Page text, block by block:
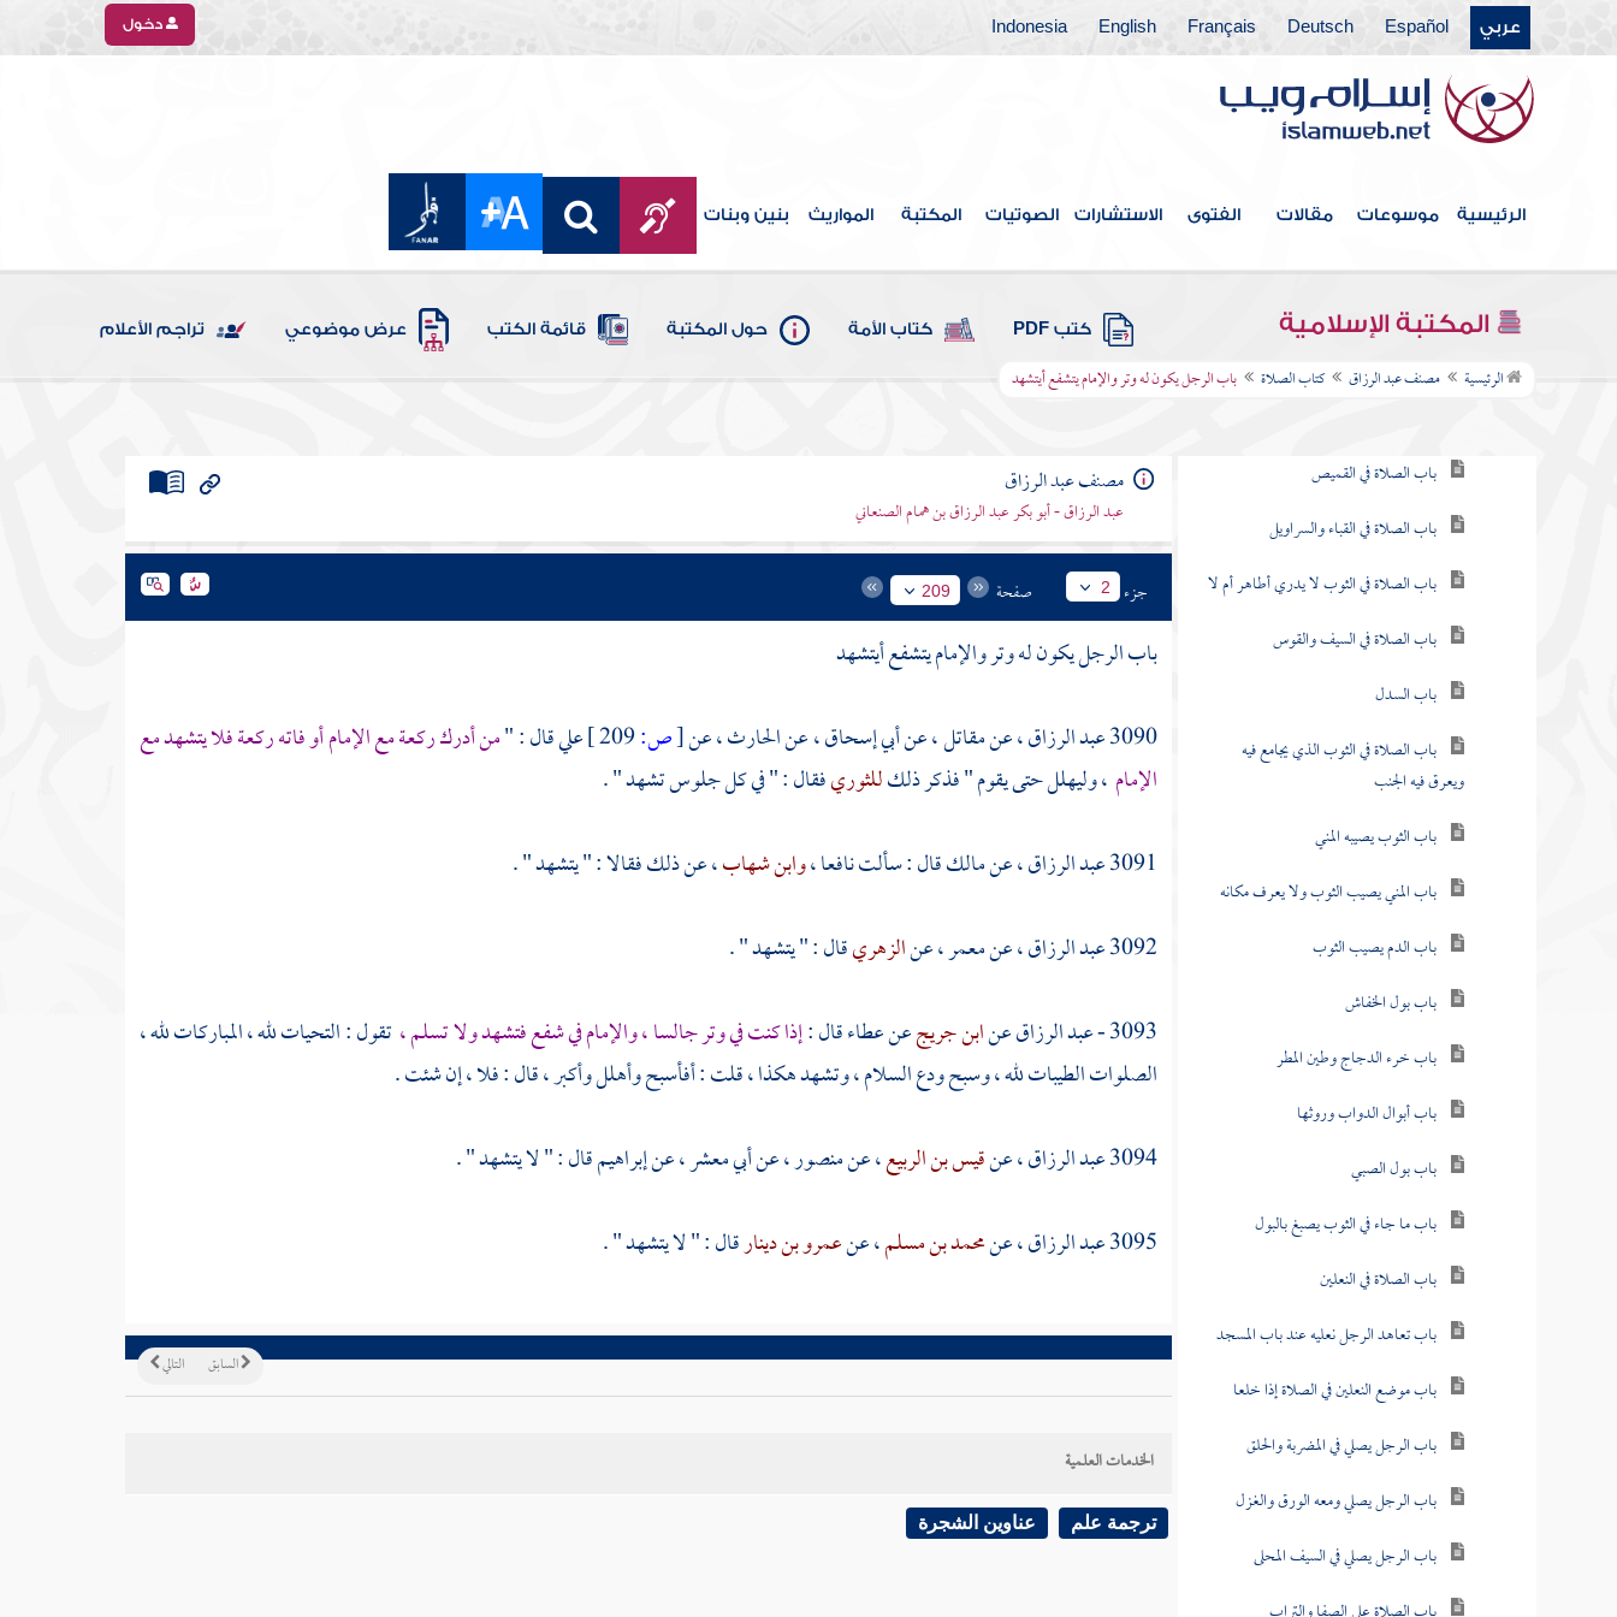
عربي Español
Deutsch
Français
English
Indonesia دخول
الرئيسية موسوعات مقالات الفتوى الاستشارات الصوتيات المكتبة المواريث بنين وبنات
المكتبة الإسلامية كتب PDF كتاب الأمة حول المكتبة قائمة الكتب عرض موضوعي تراجم الأعلام
الرئيسية مصنف عبد الرزاق كتاب الصلاة باب الرجل يكون له وتر والإمام يتشفع أيتشهد
فهرس الكتاب
كتاب الطهارة
كتاب الحيض
كتاب الصلاة
باب الصلاة في القميص
باب الصلاة في القباء والسراويل
باب الصلاة في الثوب لا يدري أطاهر أم لا
باب الصلاة في السيف والقوس
باب السدل
باب الصلاة في الثوب الذي يجامع فيه
ويعرق فيه الجنب
باب الثوب يصيبه المني
باب المني يصيب الثوب ولا يعرف مكانه
باب الدم يصيب الثوب
باب بول الخفاش
باب خرء الدجاج وطين المطر
باب أبوال الدواب وروثها
باب بول الصبي
باب ما جاء في الثوب يصبغ بالبول
باب الصلاة في النعلين
باب تعاهد الرجل نعليه عند باب المسجد
باب موضع النعلين في الصلاة إذا خلعا
باب الرجل يصلي في المضربة والحلق
باب الرجل يصلي ومعه الورق والغزل
باب الرجل يصلي في السيف المحلى
مصنف عبد الرزاق
عبد الرزاق - أبو بكر عبد الرزاق بن همام الصنعاني
جزء 2 صفحة 209
باب الرجل يكون له وتر والإمام يتشفع أيتشهد
3090عبد الرزاق، عنمقاتل، عنأبي إسحاق، عنالحارث، عن[ص: عليقال : "من أدرك ركعة مع الإمام أو فاته ركعة فلا يتشهد مع
الإمام ، وليهلل حتى يقوم " فذكر ذلكللثوريفقال : " في كل جلوس تشهد " .
3091عبد الرزاق، عنمالكقال : سألتنافعا،وابن شهاب، عن ذلك فقالا : " يتشهد " .
3092عبد الرزاق، عنمعمر، عنالزهريقال : " يتشهد " .
3093 - عبد الرزاقعنابن جريجعنعطاءقال :إذا كنت في وتر جالسا ، والإمام في شفع فتشهد ولا تسلم ، تقول : التحيات لله ، المباركات لله ،
الصلوات الطيبات لله ، وسبح ودع السلام ، وتشهد هكذا ، قلت : أفأسبح وأهلل وأكبر ، قال : فلا ، إن شئت .
3094عبد الرزاق، عنقيس بن الربيع، عنمنصور، عنأبي معشر، عنإبراهيمقال : " لا يتشهد " .
3095عبد الرزاق، عنمحمد بن مسلم، عنعمرو بن دينارقال : " لا يتشهد " .
التالي السابق
الخدمات العلمية
ترجمة علم عناوين الشجرة